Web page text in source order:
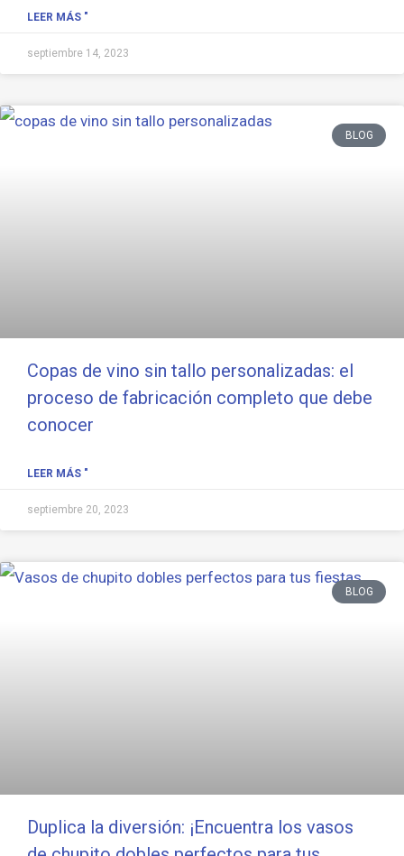
LEER MÁS "
septiembre 14, 2023
BLOG
Copas de vino sin tallo personalizadas: el
proceso de fabricación completo que debe
conocer
LEER MÁS "
septiembre 20, 2023
BLOG
Duplica la diversión: ¡Encuentra los vasos